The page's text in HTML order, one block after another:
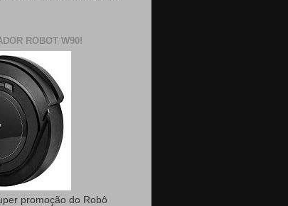
ROBOT W90!
promoção do Robô